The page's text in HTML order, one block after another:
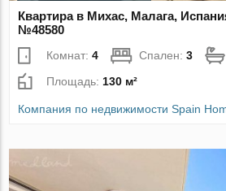
Квартира в Михас, Малага,
№48580
Комнат:4 Спален:3
Площадь: 130 м²
Компания по недвижимости Spain